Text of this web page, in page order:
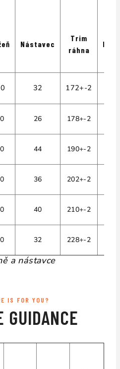
Nástavec
Trim
ráhna
32 172+-2
26 178+-2
44 190+-2
36 202+-2
40 210+-2
32 228+-2
a nástavce
IS FOR YOU?
GUIDANCE